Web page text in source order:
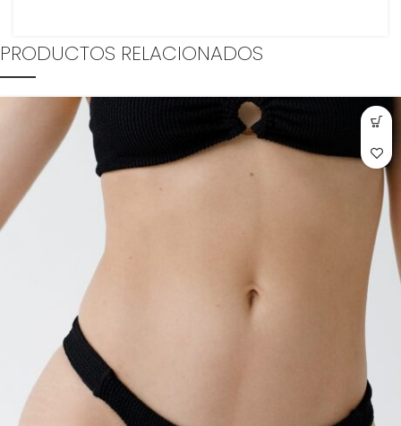
PRODUCTOS RELACIONADOS